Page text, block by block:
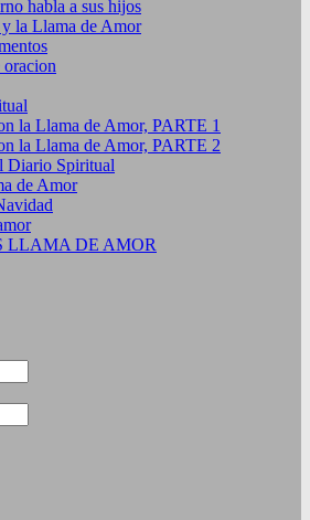
habla a sus hijos
la Llama de Amor
oracion
la Llama de Amor, PARTE 1
la Llama de Amor, PARTE 2
Diario Spiritual
de Amor
LLAMA DE AMOR